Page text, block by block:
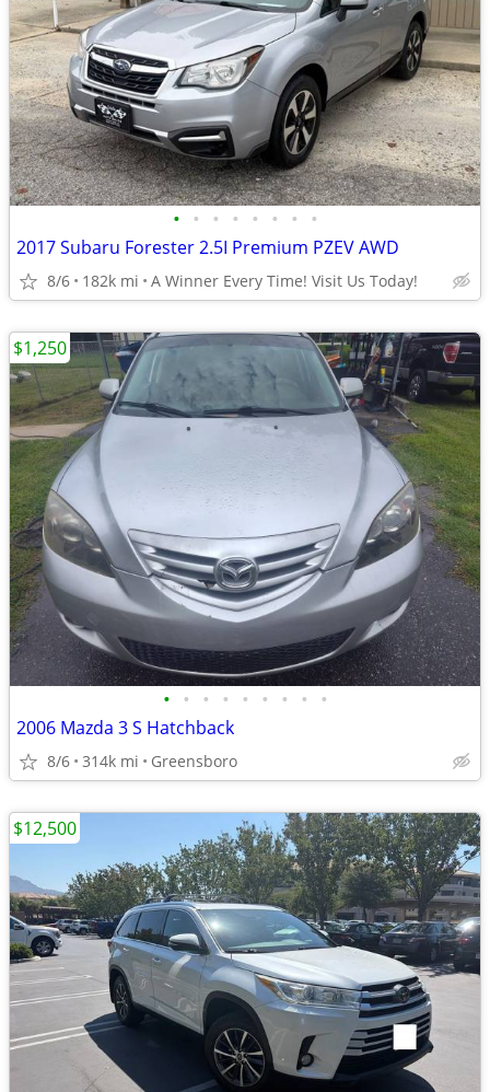
• • • • • • • •
2017 Subaru Forester 2.5I Premium PZEV AWD
8/6 182k mi A Winner Every Time! Visit Us Today!
• • • • • • • • •
2006 Mazda 3 S Hatchback
8/6 314k mi Greensboro
$1,250
$12,500